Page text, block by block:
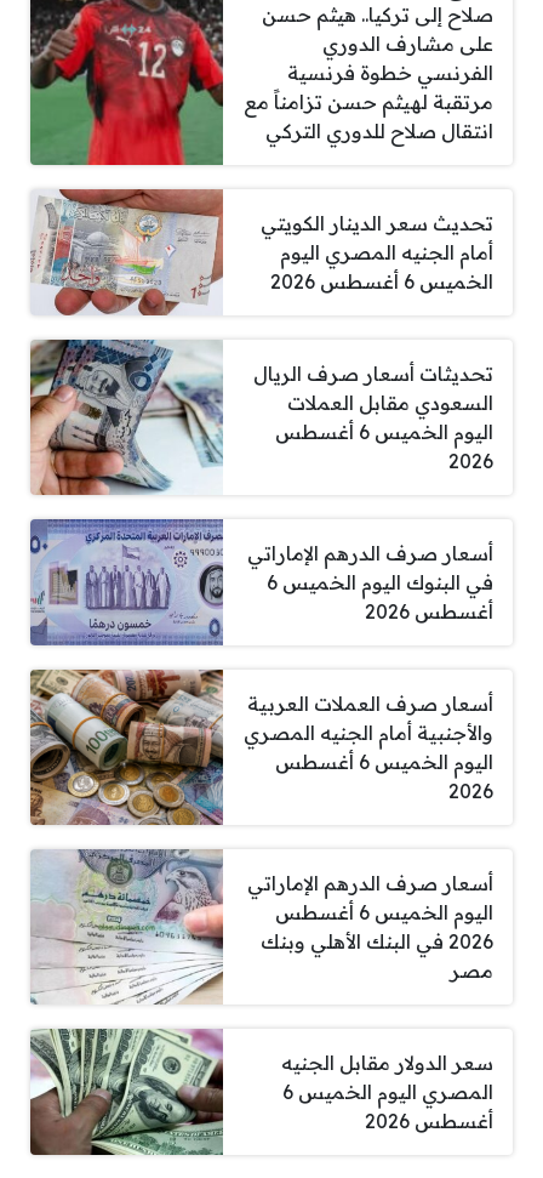
صلاح إلى تركيا.. هيثم حسن
على مشارف الدوري
الفرنسي خطوة فرنسية
مرتقبة لهيثم حسن تزامناً مع
انتقال صلاح للدوري التركي
تحديث سعر الدينار الكويتي
أمام الجنيه المصري اليوم
الخميس 6 أغسطس 2026
تحديثات أسعار صرف الريال
السعودي مقابل العملات
اليوم الخميس 6 أغسطس
2026
أسعار صرف الدرهم الإماراتي
في البنوك اليوم الخميس 6
أغسطس 2026
أسعار صرف العملات العربية
والأجنبية أمام الجنيه المصري
اليوم الخميس 6 أغسطس
2026
أسعار صرف الدرهم الإماراتي
اليوم الخميس 6 أغسطس
2026 في البنك الأهلي وبنك
مصر
سعر الدولار مقابل الجنيه
المصري اليوم الخميس 6
أغسطس 2026